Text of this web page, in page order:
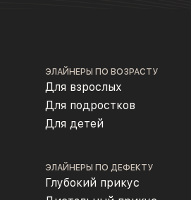
ЭЛАЙНЕРЫ ПО ВОЗРАСТУ
Для взрослых
Для подростков
Для детей
ЭЛАЙНЕРЫ ПО ДЕФЕКТУ
Глубокий прикус